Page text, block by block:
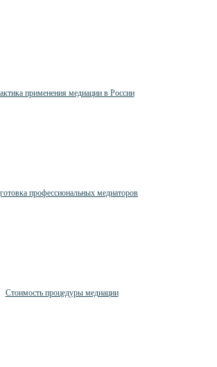
применения медиации в России
профессиональных медиаторов
Стоимость процедуры медиации